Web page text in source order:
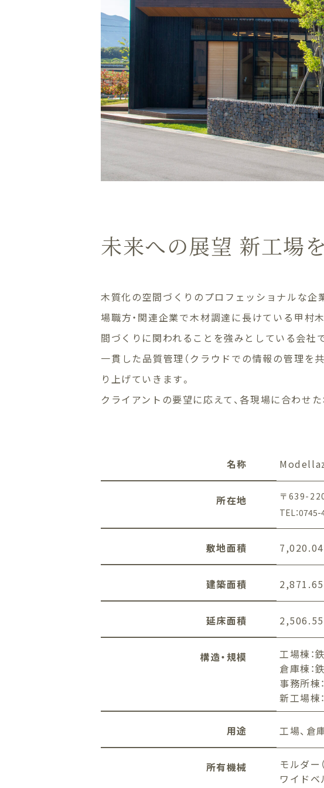
未来への展望 新工場
木質化の空間づくりのプロフェッショナルな企
場職方・関連企業で木材調達に長けている甲村
間づくりに関われることを強みとしている会社で
一貫した品質管理（クラウドでの情報の管理を
り上げていきます。
クライアントの要望に応えて、各現場に合わせ
名称
所在地
〒639-
TEL：
敷地面積
建築面積
延床面積
構造・規模
工場棟：
倉庫棟：
事務所棟
新工場棟
用途 工場、倉
所有機械
モルダー
ワイドベ